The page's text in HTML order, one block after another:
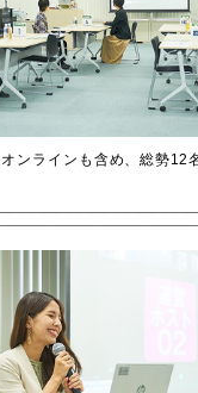
ンラインも含め、総勢12